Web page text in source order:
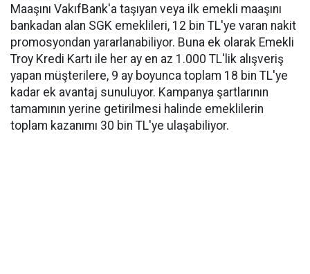
Maaşını VakıfBank'a taşıyan veya ilk emekli maaşını
bankadan alan SGK emeklileri, 12 bin TL'ye varan nakit
promosyondan yararlanabiliyor. Buna ek olarak Emekli
Troy Kredi Kartı ile her ay en az 1.000 TL'lik alışveriş
yapan müşterilere, 9 ay boyunca toplam 18 bin TL'ye
kadar ek avantaj sunuluyor. Kampanya şartlarının
tamamının yerine getirilmesi halinde emeklilerin
toplam kazanımı 30 bin TL'ye ulaşabiliyor.